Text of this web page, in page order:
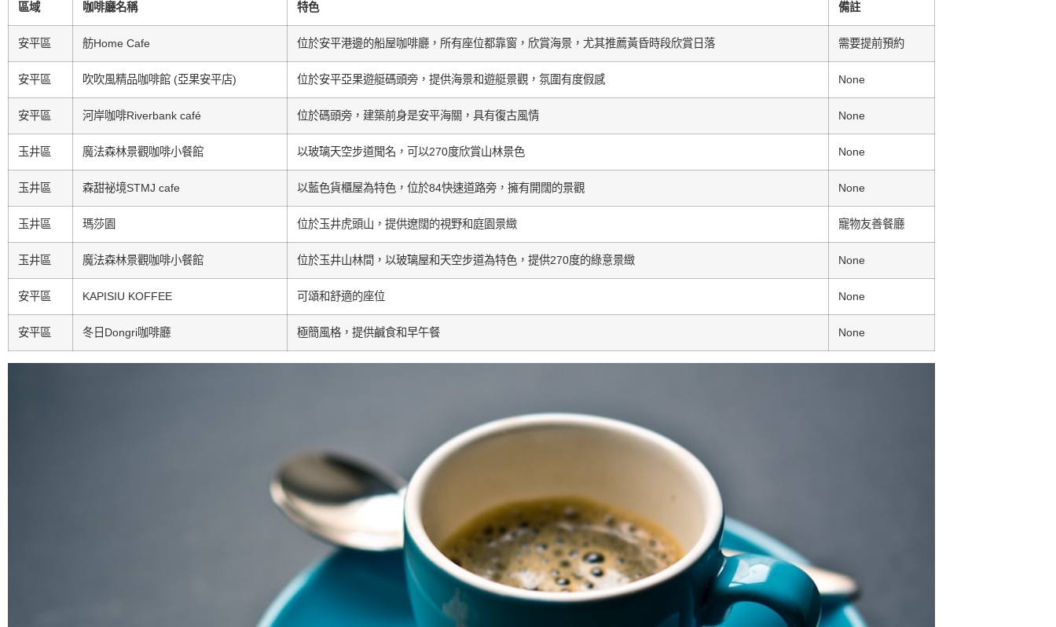
區域 咖啡廳名稱 特色 備註
安平區 舫Home Cafe 位於安平港邊的船屋咖啡廳，所有座位都靠窗，欣賞海景，尤其推薦黃昏時段欣賞日落 需要提前預約
安平區 吹吹風精品咖啡館 (亞果安平店) 位於安平亞果遊艇碼頭旁，提供海景和遊艇景觀，氛圍有度假感 None
安平區 河岸咖啡Riverbank café 位於碼頭旁，建築前身是安平海關，具有復古風情 None
玉井區 魔法森林景觀咖啡小餐館 以玻璃天空步道聞名，可以270度欣賞山林景色 None
玉井區 森甜祕境STMJ cafe 以藍色貨櫃屋為特色，位於84快速道路旁，擁有開闊的景觀 None
玉井區 瑪莎園 位於玉井虎頭山，提供遼闊的視野和庭園景緻 寵物友善餐廳
玉井區 魔法森林景觀咖啡小餐館 位於玉井山林間，以玻璃屋和天空步道為特色，提供270度的綠意景緻 None
安平區 KAPISIU KOFFEE 可頌和舒適的座位 None
安平區 冬日Dongri咖啡廳 極簡風格，提供鹹食和早午餐 None